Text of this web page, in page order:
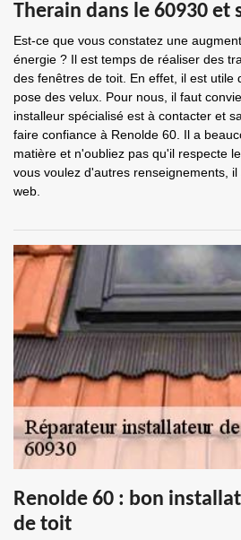
Therain dans le 60930 et
Est-ce que vous constatez une
énergie ? Il est temps de réaliser des
des fenêtres de toit. En effet, il est utile
pose des velux. Pour nous, il faut
installeur spécialisé est à contacter et
faire confiance à Renolde 60. Il a
matière et n'oubliez pas qu'il respecte
vous voulez d'autres renseignements,
web.
Renolde 60 : bon
de toit